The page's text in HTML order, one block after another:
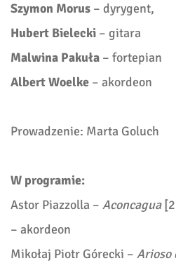
Szymon Morus – dyrygent,
Hubert Bielecki – gitara
Malwina Pakuła – fortepian
Albert Woelke – akordeon
Prowadzenie: Marta Goluch
W programie:
Astor Piazzolla –Aconcagua
– akordeon
Mikołaj Piotr Górecki –Arioso